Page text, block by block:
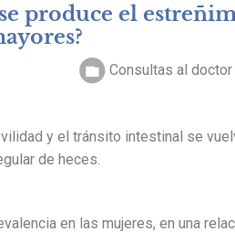
produce el
Consultas al doctor
y el tránsito intestinal se
de heces.
en las mujeres, en una